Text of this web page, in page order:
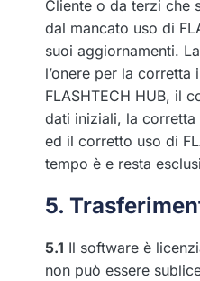
Cliente o da terzi che
dal mancato uso di
suoi aggiornamenti.
l’onere per la corretta
FLASHTECH HUB, il
dati iniziali, la
ed il corretto uso di
tempo è e resta
5.
5.1 Il software è
non può essere